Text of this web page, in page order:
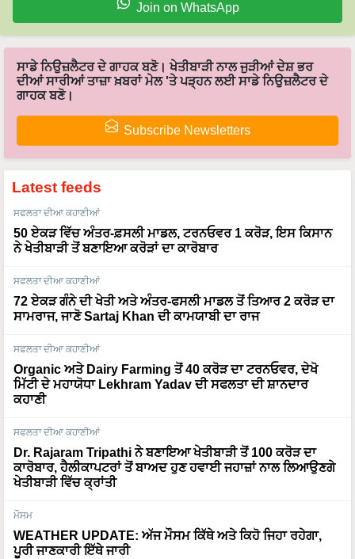
Join on WhatsApp
ਸਾਡੇ ਨਿਉਜ਼ਲੈਟਰ ਦੇ ਗਾਹਕ ਬਣੋ। ਖੇਤੀਬਾੜੀ ਨਾਲ ਜੁੜੀਆਂ ਦੇਸ਼ ਭਰ
ਦੀਆਂ ਸਾਰੀਆਂ ਤਾਜ਼ਾ ਖ਼ਬਰਾਂ ਮੇਲ 'ਤੇ ਪੜ੍ਹਨ ਲਈ ਸਾਡੇ ਨਿਉਜ਼ਲੈਟਰ ਦੇ
ਗਾਹਕ ਬਣੋ।
Subscribe Newsletters
Latest feeds
ਸਫਲਤਾ ਦੀਆ ਕਹਾਣੀਆਂ
50 ਏਕੜ ਵਿੱਚ ਅੰਤਰ-ਫ਼ਸਲੀ ਮਾਡਲ, ਟਰਨਓਵਰ 1 ਕਰੋੜ, ਇਸ ਕਿਸਾਨ
ਨੇ ਖੇਤੀਬਾੜੀ ਤੋਂ ਬਣਾਇਆ ਕਰੋੜਾਂ ਦਾ ਕਾਰੋਬਾਰ
ਸਫਲਤਾ ਦੀਆ ਕਹਾਣੀਆਂ
72 ਏਕੜ ਗੰਨੇ ਦੀ ਖੇਤੀ ਅਤੇ ਅੰਤਰ-ਫਸਲੀ ਮਾਡਲ ਤੋਂ ਤਿਆਰ 2 ਕਰੋੜ ਦਾ
ਸਾਮਰਾਜ, ਜਾਣੋ Sartaj Khan ਦੀ ਕਾਮਯਾਬੀ ਦਾ ਰਾਜ
ਸਫਲਤਾ ਦੀਆ ਕਹਾਣੀਆਂ
Organic ਅਤੇ Dairy Farming ਤੋਂ 40 ਕਰੋੜ ਦਾ ਟਰਨਓਵਰ, ਦੇਖੋ
ਮਿੱਟੀ ਦੇ ਮਹਾਯੋਧਾ Lekhram Yadav ਦੀ ਸਫਲਤਾ ਦੀ ਸ਼ਾਨਦਾਰ
ਕਹਾਣੀ
ਸਫਲਤਾ ਦੀਆ ਕਹਾਣੀਆਂ
Dr. Rajaram Tripathi ਨੇ ਬਣਾਇਆ ਖੇਤੀਬਾੜੀ ਤੋਂ 100 ਕਰੋੜ ਦਾ
ਕਾਰੋਬਾਰ, ਹੈਲੀਕਾਪਟਰਾਂ ਤੋਂ ਬਾਅਦ ਹੁਣ ਹਵਾਈ ਜਹਾਜ਼ਾਂ ਨਾਲ ਲਿਆਉਣਗੇ
ਖੇਤੀਬਾੜੀ ਵਿੱਚ ਕ੍ਰਾਂਤੀ
ਮੌਸਮ
WEATHER UPDATE: ਅੱਜ ਮੌਸਮ ਕਿੱਥੇ ਅਤੇ ਕਿਹੋ ਜਿਹਾ ਰਹੇਗਾ,
ਪੂਰੀ ਜਾਣਕਾਰੀ ਇੱਥੇ ਜਾਰੀ